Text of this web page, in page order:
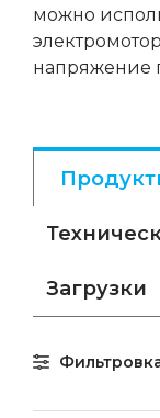
можно
напряжение
Загрузки